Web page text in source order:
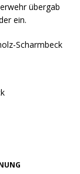
übergab
ein.
Scharmbeck